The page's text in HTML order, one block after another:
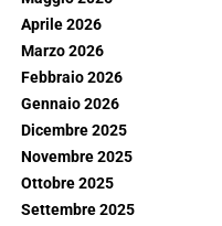
Aprile 2026
Marzo 2026
Febbraio 2026
Gennaio 2026
Dicembre 2025
Novembre 2025
Ottobre 2025
Settembre 2025